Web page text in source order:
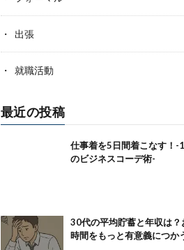
出張
就職活動
最近の投稿
仕事着を5日間着こなす！-
のビジネスコーデ術-
30代の平均貯蓄と年収は？
時間をもっと有意義につか